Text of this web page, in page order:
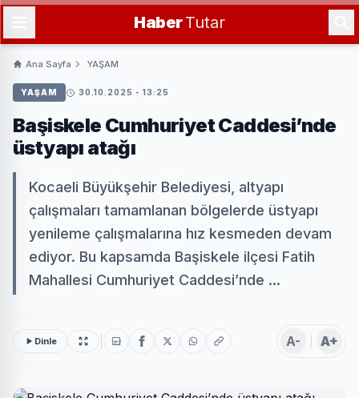
HaberTutar
Ana Sayfa YAŞAM
YAŞAM 30.10.2025 - 13:25
Başiskele Cumhuriyet Caddesi’nde
üstyapı atağı
Kocaeli Büyükşehir Belediyesi, altyapı
çalışmaları tamamlanan bölgelerde üstyapı
yenileme çalışmalarına hız kesmeden devam
ediyor. Bu kapsamda Başiskele ilçesi Fatih
Mahallesi Cumhuriyet Caddesi’nde ...
Dinle A- A+